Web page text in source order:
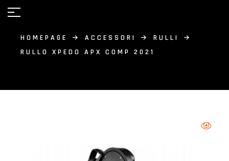
HOMEPAGE ACCESSORI
RULLI
RULLO XPEDO APX COMP 2021